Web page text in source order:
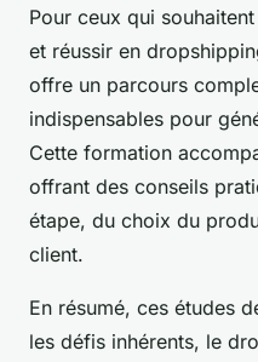
Pour ceux qui
et réussir en
offre un parcours
indispensables pour
Cette formation
offrant des conseils
étape, du choix du
client.
En résumé, ces études
les défis inhérents, le